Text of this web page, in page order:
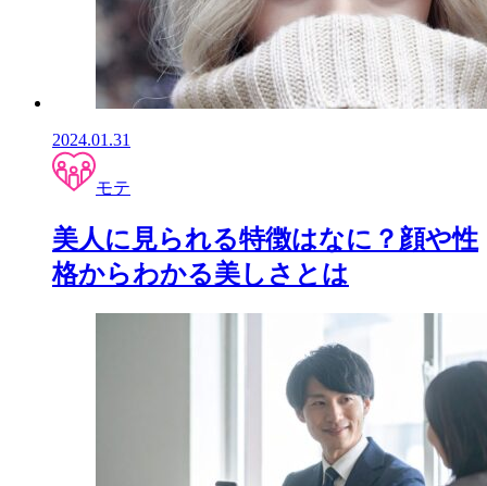
2024.01.31
モテ
美人に見られる特徴はなに？顔や性
格からわかる美しさとは